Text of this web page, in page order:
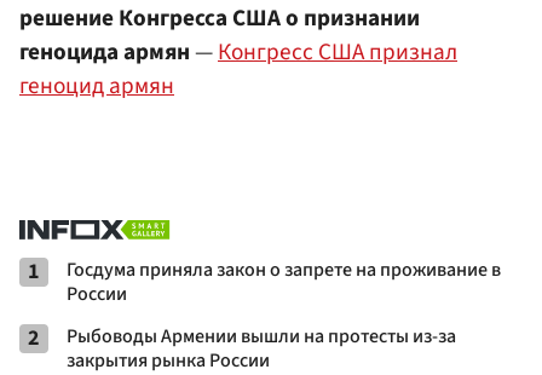
решение Конгресса США о признании
геноцида армян—Конгресс США признал
геноцид армян
1
Госдума приняла закон о запрете на проживание в
России
2
Рыбоводы Армении вышли на протесты из-за
закрытия рынка России